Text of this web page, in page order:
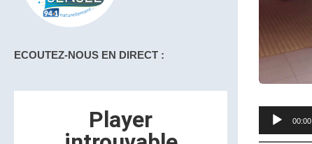
Lecteur
audio
00:00
ECOUTEZ-NOUS EN DIRECT :